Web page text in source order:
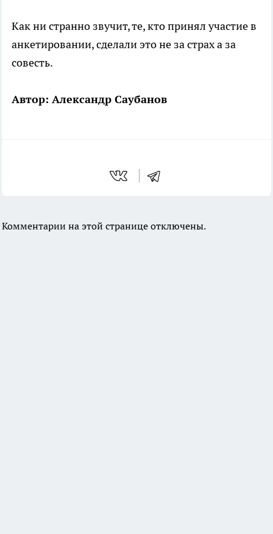
Как ни странно звучит, те, кто принял участие в
анкетировании, сделали это не за страх а за
совесть.
Автор: Александр Саубанов
Комментарии на этой странице отключены.